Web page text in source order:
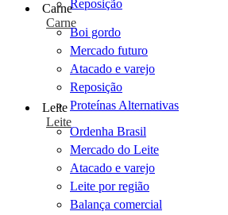
Reposição
Carne
Carne
Boi gordo
Mercado futuro
Atacado e varejo
Reposição
Proteínas Alternativas
Leite
Leite
Ordenha Brasil
Mercado do Leite
Atacado e varejo
Leite por região
Balança comercial